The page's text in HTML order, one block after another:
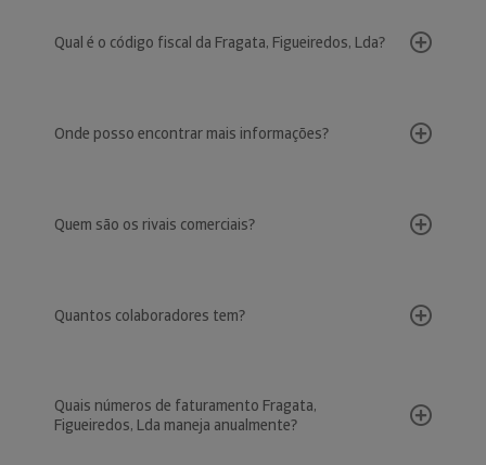
Qual é o código fiscal da Fragata, Figueiredos, Lda?
Onde posso encontrar mais informações?
Quem são os rivais comerciais?
Quantos colaboradores tem?
Quais números de faturamento Fragata,
Figueiredos, Lda maneja anualmente?